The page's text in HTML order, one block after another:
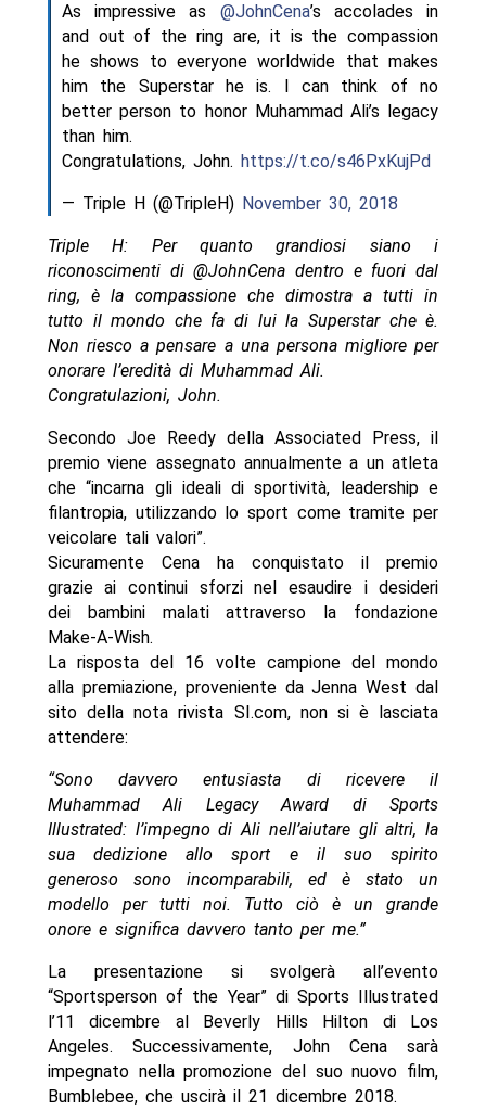
As impressive as @JohnCena’s accolades in
and out of the ring are, it is the compassion
he shows to everyone worldwide that makes
him the Superstar he is. I can think of no
better person to honor Muhammad Ali’s legacy
than him.
Congratulations, John. https://t.co/s46PxKujPd
— Triple H (@TripleH) November 30, 2018
Triple H: Per quanto grandiosi siano i
riconoscimenti di @JohnCena dentro e fuori dal
ring, è la compassione che dimostra a tutti in
tutto il mondo che fa di lui la Superstar che è.
Non riesco a pensare a una persona migliore per
onorare l’eredità di Muhammad Ali.
Congratulazioni, John.
Secondo Joe Reedy della Associated Press, il
premio viene assegnato annualmente a un atleta
che “incarna gli ideali di sportività, leadership e
filantropia, utilizzando lo sport come tramite per
veicolare tali valori”.
Sicuramente Cena ha conquistato il premio
grazie ai continui sforzi nel esaudire i desideri
dei bambini malati attraverso la fondazione
Make-A-Wish.
La risposta del 16 volte campione del mondo
alla premiazione, proveniente da Jenna West dal
sito della nota rivista SI.com, non si è lasciata
attendere:
“Sono davvero entusiasta di ricevere il
Muhammad Ali Legacy Award di Sports
Illustrated: l’impegno di Ali nell’aiutare gli altri, la
sua dedizione allo sport e il suo spirito
generoso sono incomparabili, ed è stato un
modello per tutti noi. Tutto ciò è un grande
onore e significa davvero tanto per me.”
La presentazione si svolgerà all’evento
“Sportsperson of the Year” di Sports Illustrated
l’11 dicembre al Beverly Hills Hilton di Los
Angeles. Successivamente, John Cena sarà
impegnato nella promozione del suo nuovo film,
Bumblebee, che uscirà il 21 dicembre 2018.